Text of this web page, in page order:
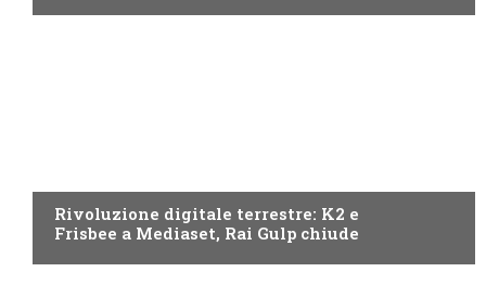
Rivoluzione digitale terrestre: K2 e
Frisbee a Mediaset, Rai Gulp chiude